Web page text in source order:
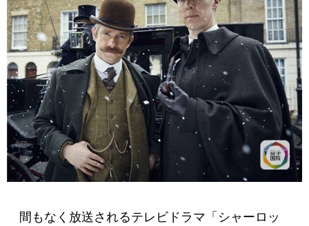
中日対訳
間もなく放送されるテレビドラマ「シャーロッ